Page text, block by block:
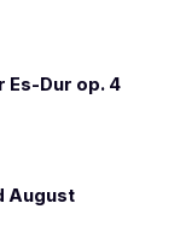
Es-Dur op. 4
August